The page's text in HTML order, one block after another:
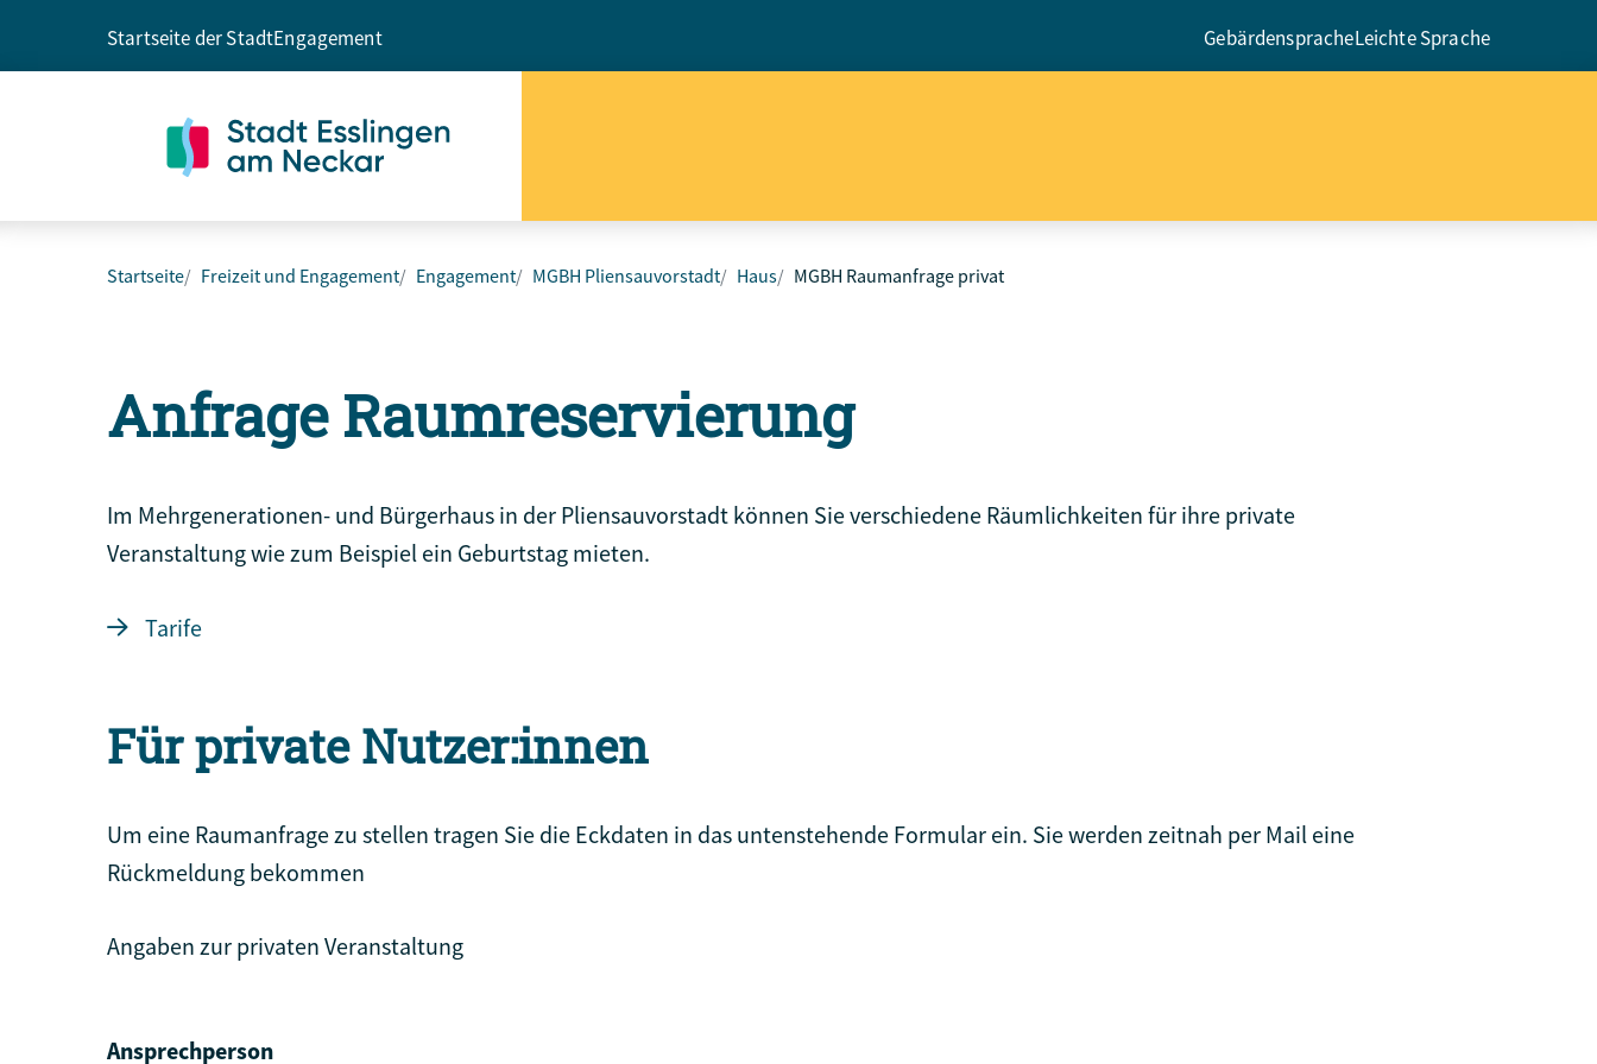
Startseite der StadtEngagement GebärdenspracheLeichte Sprache
Startseite Freizeit und Engagement Engagement MGBH Pliensauvorstadt Haus MGBH Raumanfrage privat
Anfrage Raumreservierung
Im Mehrgenerationen- und Bürgerhaus in der Pliensauvorstadt können Sie verschiedene Räumlichkeiten für ihre private
Veranstaltung wie zum Beispiel ein Geburtstag mieten.
Tarife
Für private Nutzer:innen
Um eine Raumanfrage zu stellen tragen Sie die Eckdaten in das untenstehende Formular ein. Sie werden zeitnah per Mail eine
Rückmeldung bekommen
Angaben zur privaten Veranstaltung
Ansprechperson